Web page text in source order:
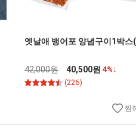
옛날애 뱅어포 양념구이1박스
42,000원 40,500원 4%↓
(226)
찜